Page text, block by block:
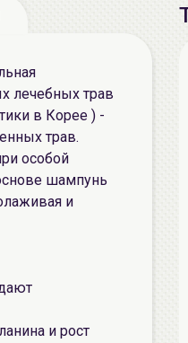
лечебных трав
в Корее ) -
трав.
особой
шампунь
и
и рост